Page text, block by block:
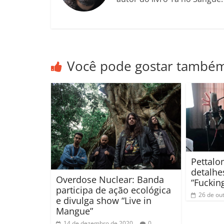
Você pode gostar
Overdose Nuclear: Banda
participa de ação ecológica
e divulga show “Live in
Mangue”
26 de